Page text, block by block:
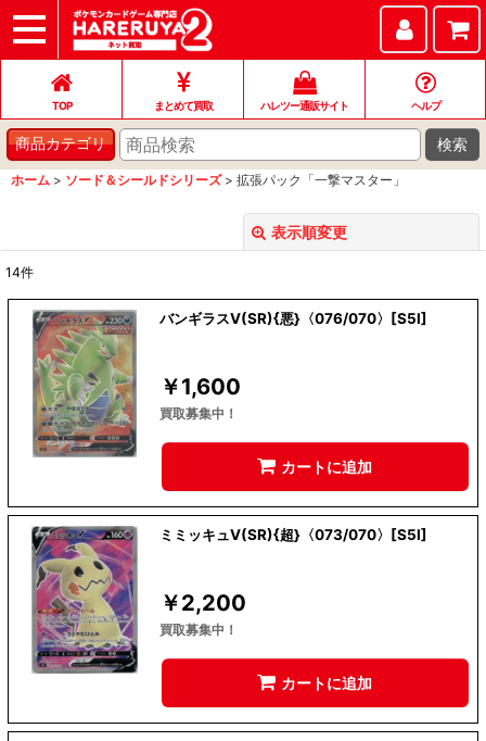
TOP
まとめて買取
ハレツー通販サイト
ヘルプ
お問い合わせ
TOP まとめて買取 ハレツー通販サイト ヘルプ
商品カテゴリ 検索
ホーム > ソード＆シールドシリーズ > 拡張パック「一撃マスター」
表示順変更
並び順:
絞り込む
14件
バンギラスV(SR){悪}〈076/070〉[S5I]
￥1,600
買取募集中！
カートに追加
ミミッキュV(SR){超}〈073/070〉[S5I]
￥2,200
買取募集中！
カートに追加